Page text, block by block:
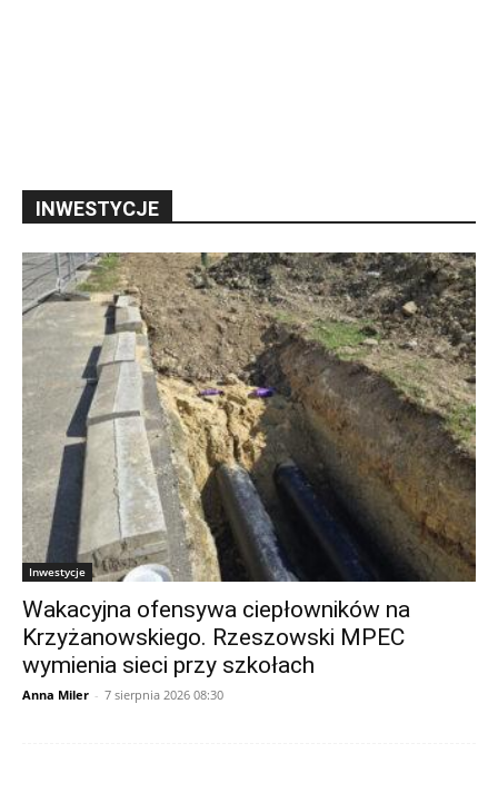
INWESTYCJE
Inwestycje
Wakacyjna ofensywa ciepłowników na
Krzyżanowskiego. Rzeszowski MPEC
wymienia sieci przy szkołach
Anna Miler - 7 sierpnia 2026 08:30